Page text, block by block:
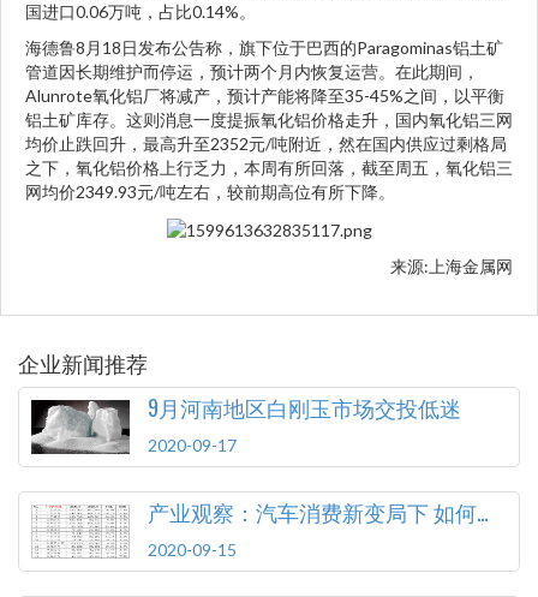
国进口0.06万吨，占比0.14%。
海德鲁8月18日发布公告称，旗下位于巴西的Paragominas铝土矿
管道因长期维护而停运，预计两个月内恢复运营。在此期间，
Alunrote氧化铝厂将减产，预计产能将降至35-45%之间，以平衡
铝土矿库存。这则消息一度提振氧化铝价格走升，国内氧化铝三网
均价止跌回升，最高升至2352元/吨附近，然在国内供应过剩格局
之下，氧化铝价格上行乏力，本周有所回落，截至周五，氧化铝三
网均价2349.93元/吨左右，较前期高位有所下降。
来源:上海金属网
企业新闻推荐
9月河南地区白刚玉市场交投低迷
2020-09-17
产业观察：汽车消费新变局下 如何顺应变化释放潜力
2020-09-15